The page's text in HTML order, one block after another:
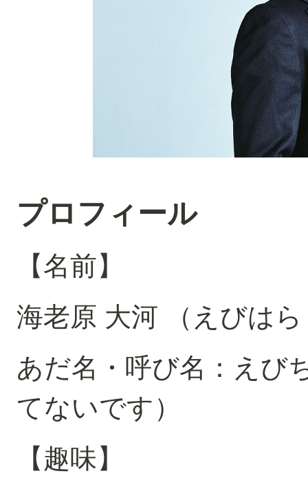
プロフィール
【名前】
海老原 大河 （えびは
あだ名・呼び名：えび
てないです）
【趣味】